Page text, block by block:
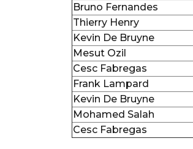
Bruno Fernandes
Thierry Henry
Kevin De Bruyne
Mesut Ozil
Cesc Fabregas
Frank Lampard
Kevin De Bruyne
Mohamed Salah
Cesc Fabregas